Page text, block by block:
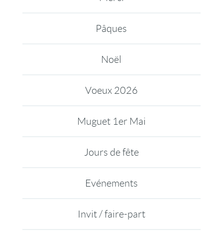
Pâques
Noël
Voeux 2026
Muguet 1er Mai
Jours de fête
Evénements
Invit / faire-part